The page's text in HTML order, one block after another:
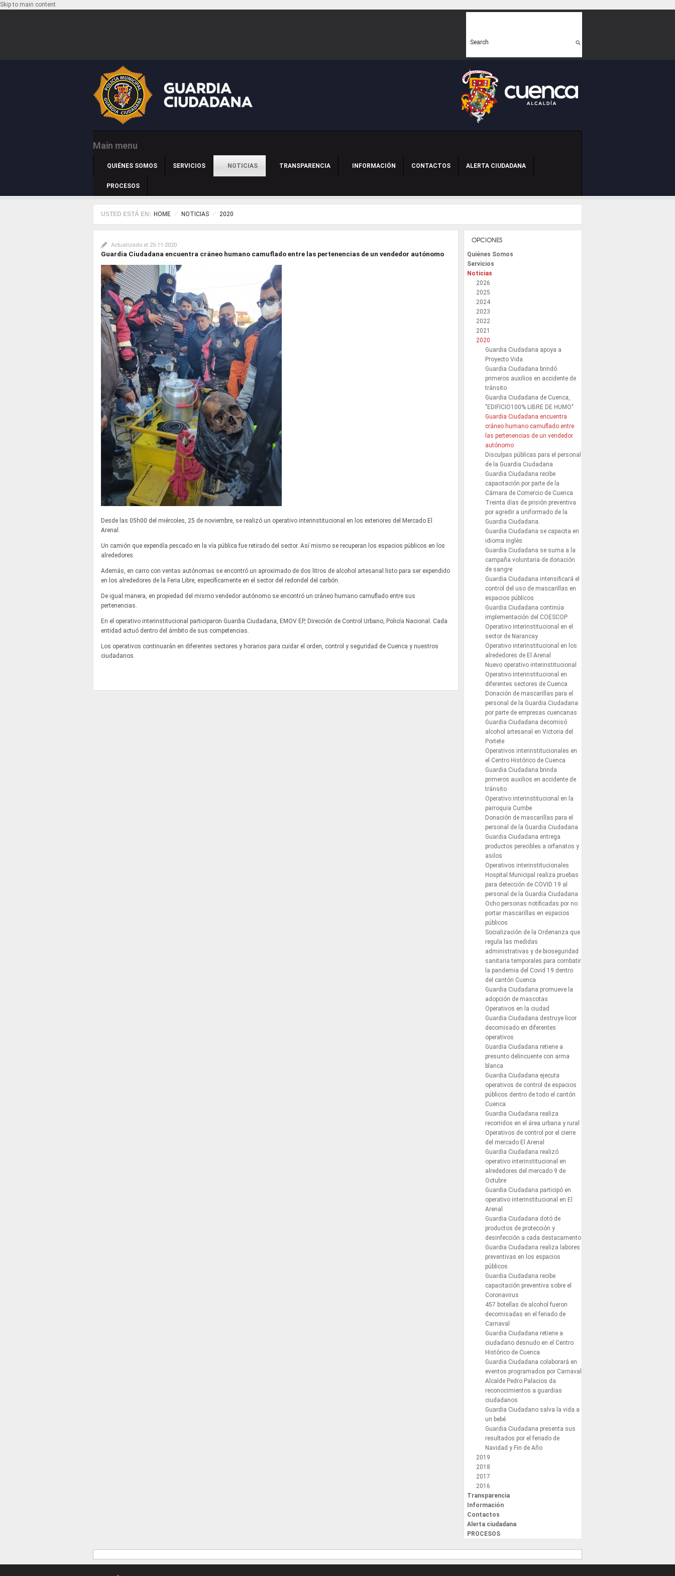
Skip to main content
Search
Main menu
QUIÉNES SOMOS SERVICIOS NOTICIAS TRANSPARENCIA INFORMACIÓN CONTACTOS ALERTA CIUDADANA
PROCESOS
USTED ESTÁ EN: HOME NOTICIAS 2020
Actualizado el 25-11-2020
Guardia Ciudadana encuentra cráneo humano camuflado entre las pertenencias de un vendedor autónomo
Desde las 05h00 del miércoles, 25 de noviembre, se realizó un operativo interinstitucional en los exteriores del Mercado El
Arenal.
Un camión que expendía pescado en la vía pública fue retirado del sector. Así mismo se recuperan los espacios públicos en los
alrededores.
Además, en carro con ventas autónomas se encontró un aproximado de dos litros de alcohol artesanal listo para ser expendido
en los alrededores de la Feria Libre, específicamente en el sector del redondel del carbón.
De igual manera, en propiedad del mismo vendedor autónomo se encontró un cráneo humano camuflado entre sus
pertenencias.
En el operativo interinstitucional participaron Guardia Ciudadana, EMOV EP, Dirección de Control Urbano, Policía Nacional. Cada
entidad actuó dentro del ámbito de sus competencias.
Los operativos continuarán en diferentes sectores y horarios para cuidar el orden, control y seguridad de Cuenca y nuestros
ciudadanos.
OPCIONES
Quiénes Somos
Servicios
Noticias
2026
2025
2024
2023
2022
2021
2020
Guardia Ciudadana apoya a
Proyecto Vida
Guardia Ciudadana brindó
primeros auxilios en accidente de
tránsito
Guardia Ciudadana de Cuenca,
"EDIFICIO100% LIBRE DE HUMO"
Guardia Ciudadana encuentra
cráneo humano camuflado entre
las pertenencias de un vendedor
autónomo
Disculpas públicas para el personal
de la Guardia Ciudadana
Guardia Ciudadana recibe
capacitación por parte de la
Cámara de Comercio de Cuenca
Treinta días de prisión preventiva
por agredir a uniformado de la
Guardia Ciudadana.
Guardia Ciudadana se capacita en
idioma inglés
Guardia Ciudadana se suma a la
campaña voluntaria de donación
de sangre
Guardia Ciudadana intensificará el
control del uso de mascarillas en
espacios públicos
Guardia Ciudadana continúa
implementación del COESCOP
Operativo interinstitucional en el
sector de Narancay
Operativo interinstitucional en los
alrededores de El Arenal
Nuevo operativo interinstitucional
Operativo interinstitucional en
diferentes sectores de Cuenca
Donación de mascarillas para el
personal de la Guardia Ciudadana
por parte de empresas cuencanas
Guardia Ciudadana decomisó
alcohol artesanal en Victoria del
Portete
Operativos interinstitucionales en
el Centro Histórico de Cuenca
Guardia Ciudadana brinda
primeros auxilios en accidente de
tránsito
Operativo interinstitucional en la
parroquia Cumbe
Donación de mascarillas para el
personal de la Guardia Ciudadana
Guardia Ciudadana entrega
productos perecibles a orfanatos y
asilos
Operativos interinstitucionales
Hospital Municipal realiza pruebas
para detección de COVID 19 al
personal de la Guardia Ciudadana
Ocho personas notificadas por no
portar mascarillas en espacios
públicos
Socialización de la Ordenanza que
regula las medidas
administrativas y de bioseguridad
sanitaria temporales para combatir
la pandemia del Covid 19 dentro
del cantón Cuenca
Guardia Ciudadana promueve la
adopción de mascotas
Operativos en la ciudad
Guardia Ciudadana destruye licor
decomisado en diferentes
operativos
Guardia Ciudadana retiene a
presunto delincuente con arma
blanca
Guardia Ciudadana ejecuta
operativos de control de espacios
públicos dentro de todo el cantón
Cuenca
Guardia Ciudadana realiza
recorridos en el área urbana y rural
Operativos de control por el cierre
del mercado El Arenal
Guardia Ciudadana realizó
operativo interinstitucional en
alrededores del mercado 9 de
Octubre
Guardia Ciudadana participó en
operativo interinstitucional en El
Arenal
Guardia Ciudadana dotó de
productos de protección y
desinfección a cada destacamento
Guardia Ciudadana realiza labores
preventivas en los espacios
públicos
Guardia Ciudadana recibe
capacitación preventiva sobre el
Coronavirus
457 botellas de alcohol fueron
decomisadas en el feriado de
Carnaval
Guardia Ciudadana retiene a
ciudadano desnudo en el Centro
Histórico de Cuenca
Guardia Ciudadana colaborará en
eventos programados por Carnaval
Alcalde Pedro Palacios da
reconocimientos a guardias
ciudadanos
Guardia Ciudadano salva la vida a
un bebé
Guardia Ciudadana presenta sus
resultados por el feriado de
Navidad y Fin de Año
2019
2018
2017
2016
Transparencia
Información
Contactos
Alerta ciudadana
PROCESOS